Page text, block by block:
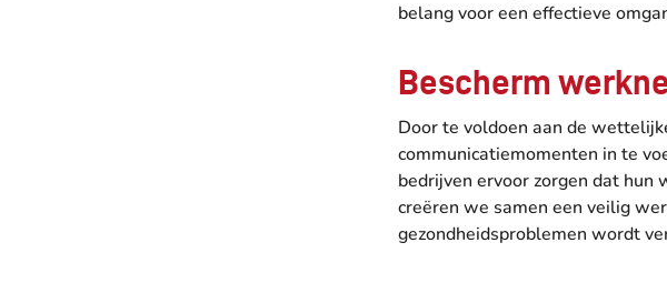
belang voor een effectieve
Bescherm
Door te voldoen aan de
communicatiemomenten in te
bedrijven ervoor zorgen dat hun
creëren we samen een veilig
gezondheidsproblemen wordt